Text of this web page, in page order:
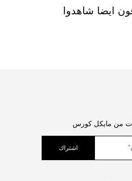
ايضا شاهدوا
من مايكل كورس
اشتراك